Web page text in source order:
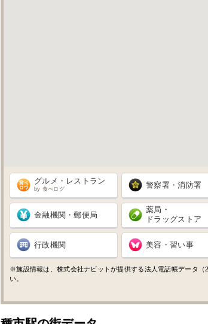
グルメ・レストラン
by 食べログ 警察署・消防署
金融機関・郵便局
薬局・
ドラッグストア
行政機関 美容・習い事
※施設情報は、株式会社ナビットが提供する法人電話帳データ
い。